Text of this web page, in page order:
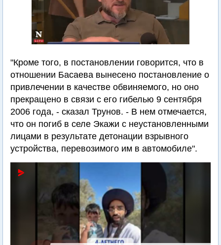
"Кроме того, в постановлении говорится, что в
отношении Басаева вынесено постановление о
привлечении в качестве обвиняемого, но оно
прекращено в связи с его гибелью 9 сентября
2006 года, - сказал Трунов. - В нем отмечается,
что он погиб в селе Экажи с неустановленными
лицами в результате детонации взрывного
устройства, перевозимого им в автомобиле".